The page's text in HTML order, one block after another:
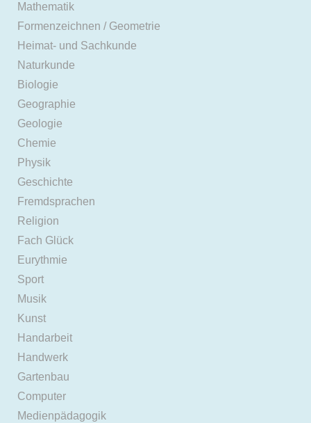
Mathematik
Formenzeichnen / Geometrie
Heimat- und Sachkunde
Naturkunde
Biologie
Geographie
Geologie
Chemie
Physik
Geschichte
Fremdsprachen
Religion
Fach Glück
Eurythmie
Sport
Musik
Kunst
Handarbeit
Handwerk
Gartenbau
Computer
Medienpädagogik